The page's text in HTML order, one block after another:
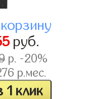
руб.
р. -20%
р.мес.
1 клик